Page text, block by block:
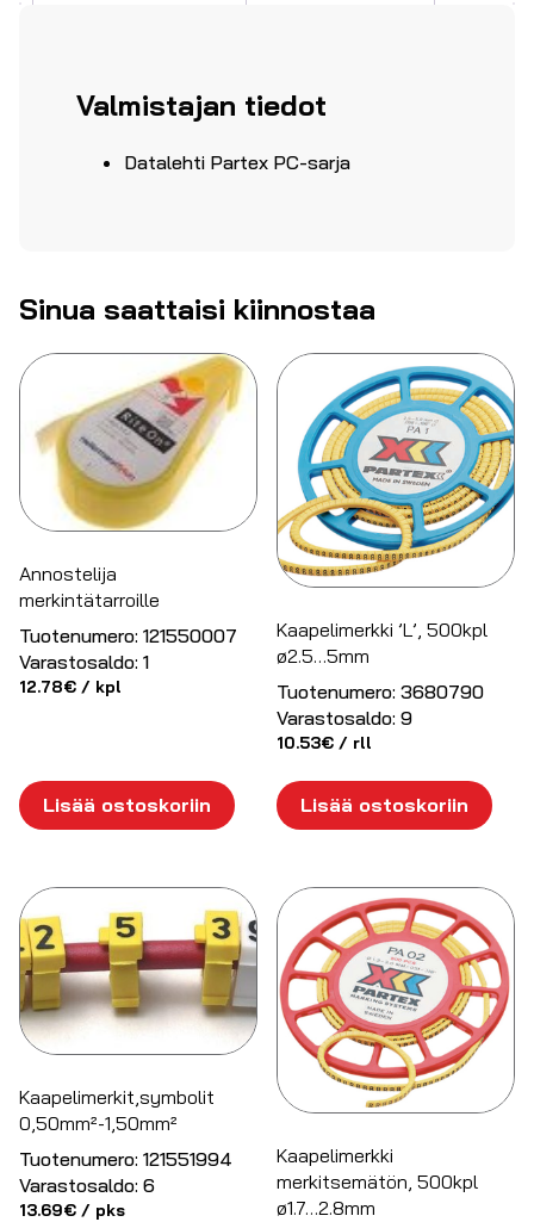
Valmistajan tiedot
Datalehti Partex PC-sarja
Sinua saattaisi kiinnostaa
Annostelija
merkintätarroille
Tuotenumero: 121550007
Varastosaldo: 1
12.78€ / kpl
Lisää ostoskoriin
Kaapelimerkki ’L’, 500kpl
ø2.5…5mm
Tuotenumero: 3680790
Varastosaldo: 9
10.53€ / rll
Lisää ostoskoriin
Kaapelimerkit,symbolit
0,50mm²-1,50mm²
Tuotenumero: 121551994
Varastosaldo: 6
13.69€ / pks
Kaapelimerkki
merkitsemätön, 500kpl
ø1.7…2.8mm